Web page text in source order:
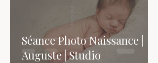
Séance Photo Naissance |
Auguste | Studio